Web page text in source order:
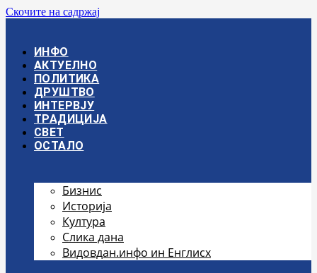
Скочите на садржај
ИНФО
АКТУЕЛНО
ПОЛИТИКА
ДРУШТВО
ИНТЕРВЈУ
ТРАДИЦИЈА
СВЕТ
ОСТАЛО
Бизнис
Историја
Култура
Слика дана
Видовдан.инфо ин Енглисх